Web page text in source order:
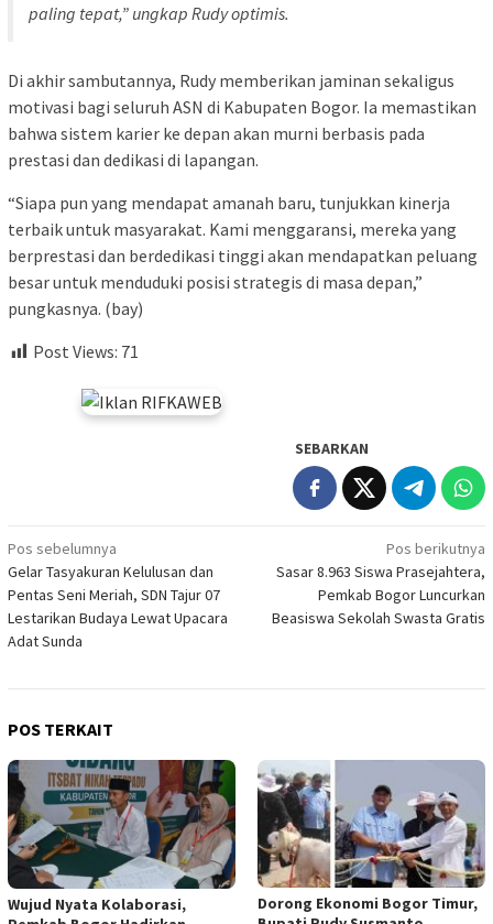
paling tepat,” ungkap Rudy optimis.
Di akhir sambutannya, Rudy memberikan jaminan sekaligus
motivasi bagi seluruh ASN di Kabupaten Bogor. Ia memastikan
bahwa sistem karier ke depan akan murni berbasis pada
prestasi dan dedikasi di lapangan.
“Siapa pun yang mendapat amanah baru, tunjukkan kinerja
terbaik untuk masyarakat. Kami menggaransi, mereka yang
berprestasi dan berdedikasi tinggi akan mendapatkan peluang
besar untuk menduduki posisi strategis di masa depan,”
pungkasnya. (bay)
Post Views: 71
SEBARKAN
Navigasi
pos
Pos sebelumnya
Gelar Tasyakuran Kelulusan dan
Pentas Seni Meriah, SDN Tajur 07
Lestarikan Budaya Lewat Upacara
Adat Sunda
Pos berikutnya
Sasar 8.963 Siswa Prasejahtera,
Pemkab Bogor Luncurkan
Beasiswa Sekolah Swasta Gratis
POS TERKAIT
Wujud Nyata Kolaborasi,
Dorong Ekonomi Bogor Timur,